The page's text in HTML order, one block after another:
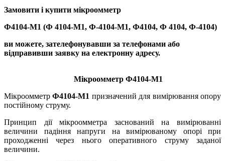
Замовити і купити мікроомметр
Ф4104-М1 (Ф 4104-М1, Ф-4104-М1, Ф4104, Ф 4104, Ф-4104)
ви можете, зателефонувавши за телефонами або
відправивши заявку на електронну адресу.
Мікроомметр Ф4104-М1
МікроомметрФ4104-М1 призначений для вимірювання опору
постійному струму.
Принцип дії мікроомметра заснований на вимірюванні
величини падіння напруги на вимірюваному опорі при
проходженні через нього оперативного струму заданої
величини.